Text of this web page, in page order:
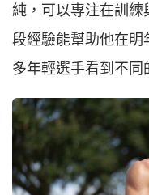
純，可以專注在訓練
段經驗能幫助他在明
多年輕選手看到不同